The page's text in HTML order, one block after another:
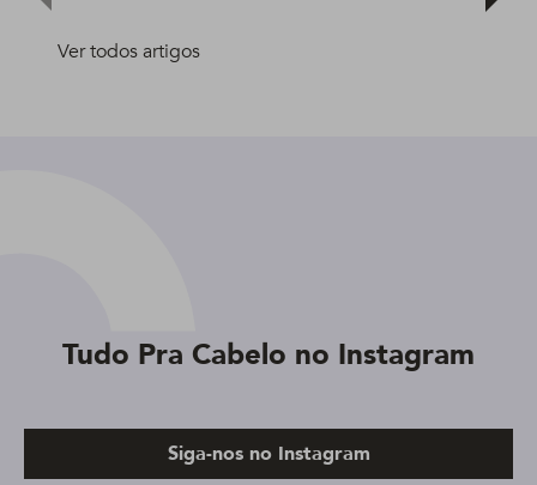
Ver todos artigos
Tudo Pra Cabelo no Instagram
Siga-nos no Instagram